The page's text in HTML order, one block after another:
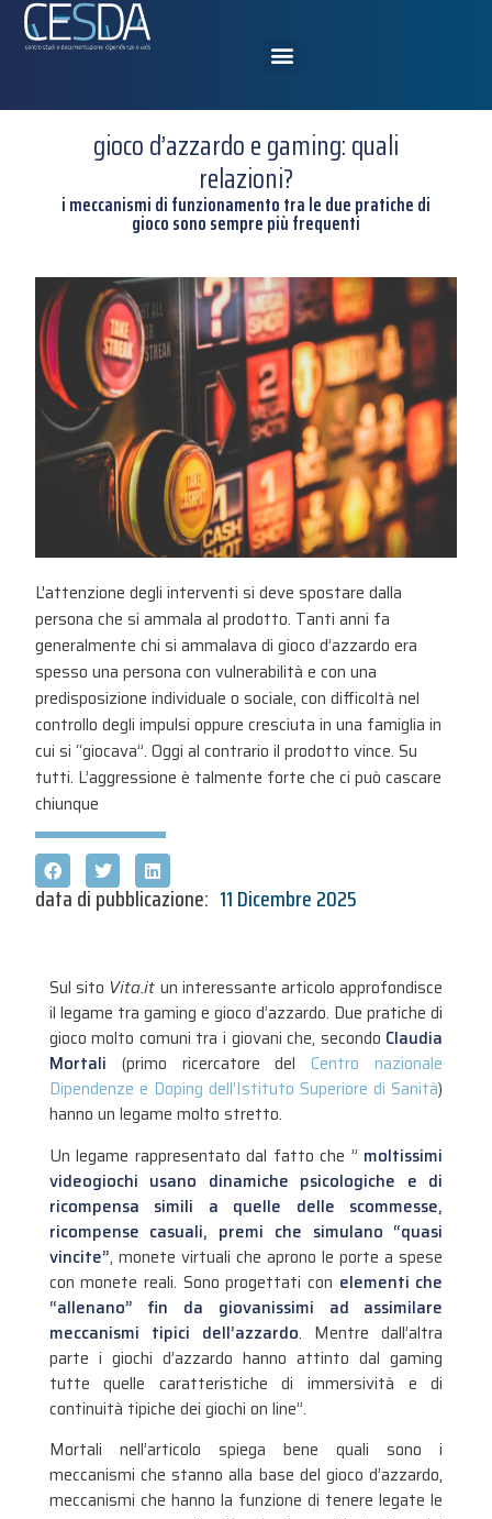
gioco d’azzardo e gaming: quali
relazioni?
i meccanismi di funzionamento tra le due pratiche di
gioco sono sempre più frequenti
L'attenzione degli interventi si deve spostare dalla
persona che si ammala al prodotto. Tanti anni fa
generalmente chi si ammalava di gioco d’azzardo era
spesso una persona con vulnerabilità e con una
predisposizione individuale o sociale, con difficoltà nel
controllo degli impulsi oppure cresciuta in una famiglia in
cui si “giocava”. Oggi al contrario il prodotto vince. Su
tutti. L’aggressione è talmente forte che ci può cascare
chiunque
data di pubblicazione: 11 Dicembre 2025
Sul sito Vita.it un interessante articolo approfondisce
il legame tra gaming e gioco d’azzardo. Due pratiche di
gioco molto comuni tra i giovani che, secondo Claudia
Mortali (primo ricercatore delCentro nazionale
Dipendenze e Doping dell’Istituto Superiore di Sanità)
hanno un legame molto stretto.
Un legame rappresentato dal fatto che ” moltissimi
videogiochi usano dinamiche psicologiche e di
ricompensa simili a quelle delle scommesse,
ricompense casuali, premi che simulano “quasi
vincite”, monete virtuali che aprono le porte a spese
con monete reali. Sono progettati con elementi che
“allenano” fin da giovanissimi ad assimilare
meccanismi tipici dell’azzardo. Mentre dall’altra
parte i giochi d’azzardo hanno attinto dal gaming
tutte quelle caratteristiche di immersività e di
continuità tipiche dei giochi on line”.
Mortali nell’articolo spiega bene quali sono i
meccanismi che stanno alla base del gioco d’azzardo,
meccanismi che hanno la funzione di tenere legate le